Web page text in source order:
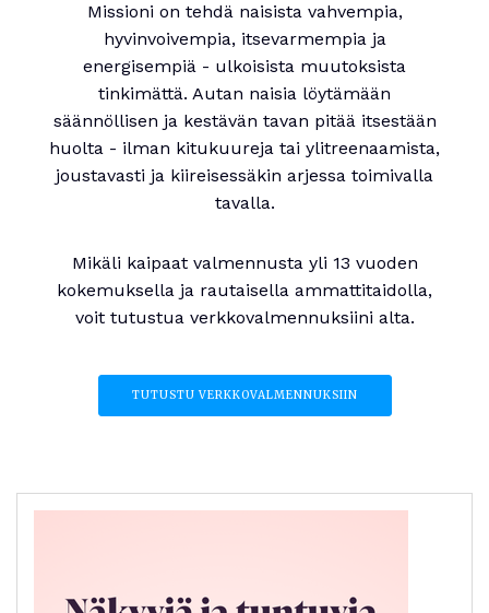
Missioni on tehdä naisista vahvempia,
hyvinvoivempia, itsevarmempia ja
energisempiä - ulkoisista muutoksista
tinkimättä. Autan naisia löytämään
säännöllisen ja kestävän tavan pitää itsestään
huolta - ilman kitukuureja tai ylitreenaamista,
joustavasti ja kiireisessäkin arjessa toimivalla
tavalla.
Mikäli kaipaat valmennusta yli 13 vuoden
kokemuksella ja rautaisella ammattitaidolla,
voit tutustua verkkovalmennuksiini alta.
TUTUSTU VERKKOVALMENNUKSIIN